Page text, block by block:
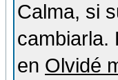
Calma, si
cambiarla.
en Olvidé